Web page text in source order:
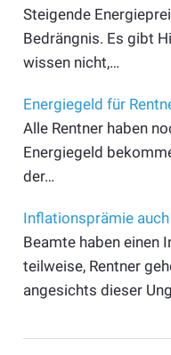
Steigende
Bedrängnis. Es gibt
wissen nicht,…
Energiegeld für
Alle Rentner haben
Energiegeld
der…
Inflationsprämie auch
Beamte haben einen
teilweise, Rentner
angesichts dieser